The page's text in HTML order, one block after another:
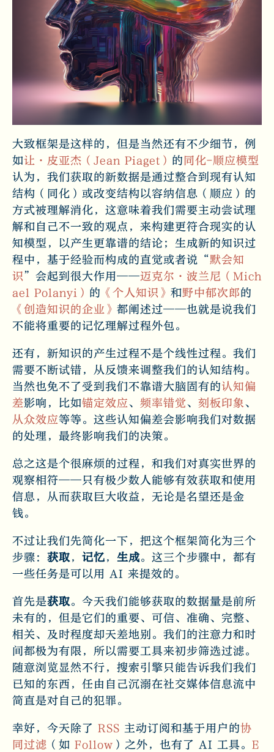
大致框架是这样的，但是当然还有不少细节，例
如让·皮亚杰（Jean Piaget） 的 同化-顺应模型
认为，我们获取的新数据是通过整合到现有认知
结构（同化）或改变结构以容纳信息（顺应）的
方式被理解消化，这意味着我们需要主动尝试理
解和自己不一致的观点，来构建更符合现实的认
知模型，以产生更靠谱的结论；生成新的知识过
程中，基于经验而构成的直觉或者说“默会知
识”会起到很大作用——迈克尔·波兰尼（Mich
ael Polanyi） 的 《个人知识》 和野中郁次郎的
《创造知识的企业》 都阐述过——也就是说我们
不能将重要的记忆理解过程外包。
还有，新知识的产生过程不是个线性过程。我们
需要不断试错，从反馈来调整我们的认知结构。
当然也免不了受到我们不靠谱大脑固有的认知偏
差影响，比如锚定效应、 频率错觉、 刻板印象、
从众效应等等。这些认知偏差会影响我们对数据
的处理，最终影响我们的决策。
总之这是个很麻烦的过程，和我们对真实世界的
观察相符——只有极少数人能够有效获取和使用
信息，从而获取巨大收益，无论是名望还是金
钱。
不过让我们先简化一下，把这个框架简化为三个
步骤： 获取， 记忆， 生成。这三个步骤中，都有
一些任务是可以用 AI 来提效的。
首先是获取。今天我们能够获取的数据量是前所
未有的，但是它们的重要、可信、准确、完整、
相关、及时程度却天差地别。我们的注意力和时
间都极为有限，所以需要工具来初步筛选过滤。
随意浏览显然不行，搜索引擎只能告诉我们我们
已知的东西，任由自己沉溺在社交媒体信息流中
简直是对自己的犯罪。
幸好，今天除了 RSS 主动订阅和基于用户的协
同过滤 （如 Follow ）之外，也有了 AI 工具。 E